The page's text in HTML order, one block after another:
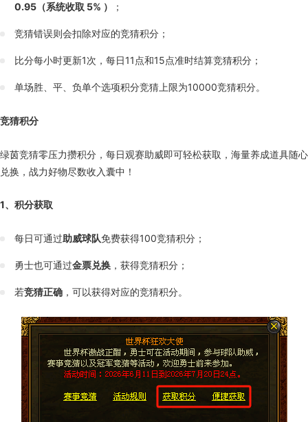
0.95（系统收取 5% ）
；
竞猜错误则会扣除对应的竞猜积分；
比分每小时更新1次，每日11点和15点准时结算竞猜积分；
单场胜、平、负单个选项积分竞猜上限为10000竞猜积分。
竞猜积分
绿茵竞猜零压力攒积分，每日观赛助威即可轻松获取，海量养成道具随心
兑换，战力好物尽数收入囊中！
1、积分获取
每日可通过助威球队免费获得100竞猜积分；
勇士也可通过金票兑换 ，获得竞猜积分；
若竞猜正确 ，可以获得对应的竞猜积分。